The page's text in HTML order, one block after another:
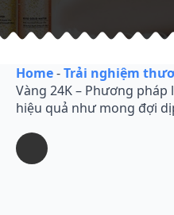
Home-Trải nghiệm
Vàng 24K – Phương pháp
hiệu quả như mong đợi